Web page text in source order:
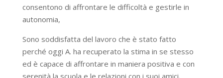
consentono di affrontare le difficoltà e gestirle in
autonomia,
Sono soddisfatta del lavoro che è stato fatto
perché oggi A. ha recuperato la stima in se stesso
ed è capace di affrontare in maniera positiva e con
serenità la scuola e le relazioni con i suoi amici.